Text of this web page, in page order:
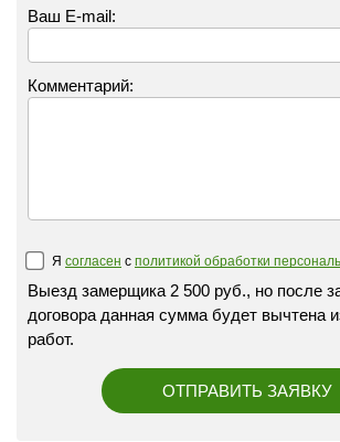
Ваш E-mail:
Комментарий:
Я согласен с политикой обработки
Выезд замерщика 2 500 руб., но после
договора данная сумма будет вычтена
работ.